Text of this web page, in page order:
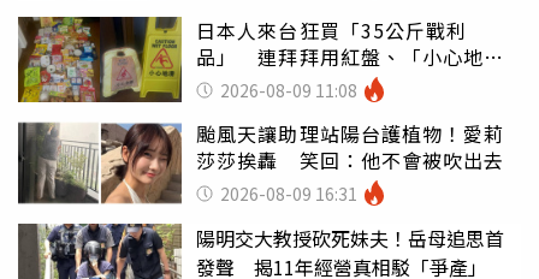
日本人來台狂買「35公斤戰利
品」 連拜拜用紅盤、「小心地
滑」告示牌也帶回家
2026-08-09 11:08
颱風天讓助理站陽台護植物！愛莉
莎莎挨轟 笑回：他不會被吹出去
2026-08-09 16:31
陽明交大教授砍死妹夫！岳母追思首
發聲 揭11年經營真相駁「爭產」